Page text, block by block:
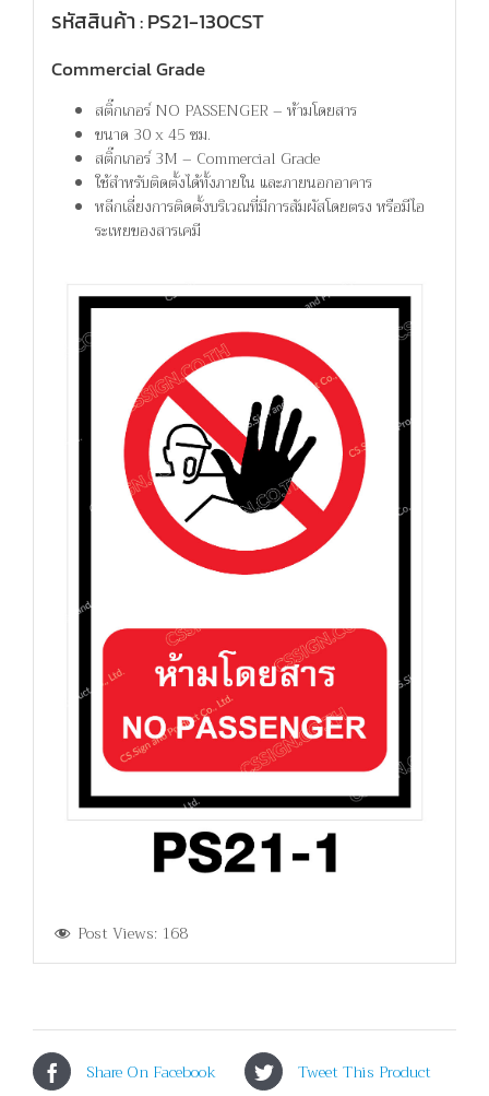
รหัสสินค้า : PS21-130CST
Commercial Grade
สติ๊กเกอร์ NO PASSENGER – ห้ามโดยสาร
ขนาด 30 x 45 ซม.
สติ๊กเกอร์ 3M – Commercial Grade
ใช้สำหรับติดตั้งได้ทั้งภายใน และภายนอกอาคาร
หลีกเลี่ยงการติดตั้งบริเวณที่มีการสัมผัสโดยตรง หรือมีไอ
ระเหยของสารเคมี
Post Views: 168
Share On Facebook Tweet This Product